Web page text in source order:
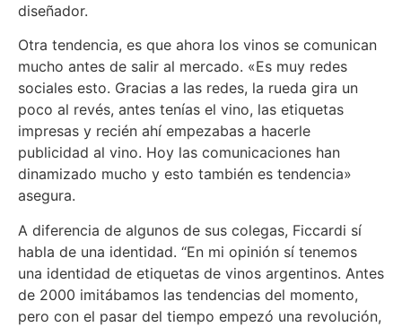
diseñador.
Otra tendencia, es que ahora los vinos se comunican
mucho antes de salir al mercado. «Es muy redes
sociales esto. Gracias a las redes, la rueda gira un
poco al revés, antes tenías el vino, las etiquetas
impresas y recién ahí empezabas a hacerle
publicidad al vino. Hoy las comunicaciones han
dinamizado mucho y esto también es tendencia»
asegura.
A diferencia de algunos de sus colegas, Ficcardi sí
habla de una identidad. “En mi opinión sí tenemos
una identidad de etiquetas de vinos argentinos. Antes
de 2000 imitábamos las tendencias del momento,
pero con el pasar del tiempo empezó una revolución,